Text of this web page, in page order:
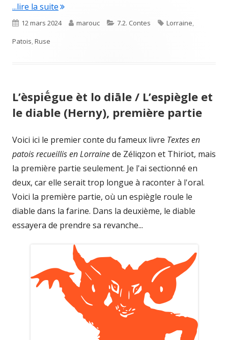
...lire la suite"Lè jan d’Beuvange / Le Jean de Beuvange"
Published
on
12 mars 2024 Author
marouc Categories
7.2. Contes Tags
Lorraine,
Patois,Ruse
L’èspiḗgue èt lo diāle / L’espiègle et
le diable (Herny), première partie
Voici ici le premier conte du fameux livre Textes en
patois recueillis en Lorrainede Zéliqzon et Thiriot, mais
la première partie seulement. Je l'ai sectionné en
deux, car elle serait trop longue à raconter à l'oral.
Voici la première partie, où un espiègle roule le
diable dans la farine. Dans la deuxième, le diable
essayera de prendre sa revanche...